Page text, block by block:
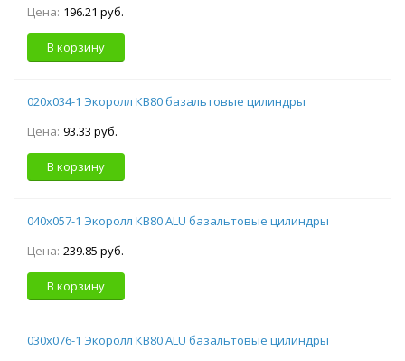
Цена: 196.21 руб.
В корзину
020х034-1 Экоролл КВ80 базальтовые цилиндры
Цена: 93.33 руб.
В корзину
040х057-1 Экоролл КВ80 ALU базальтовые цилиндры
Цена: 239.85 руб.
В корзину
030х076-1 Экоролл КВ80 ALU базальтовые цилиндры